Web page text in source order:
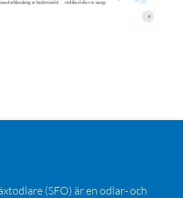
(SFO) är en odlar- och